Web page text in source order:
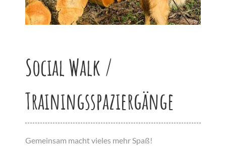
Social Walk /
Trainingsspaziergänge
Gemeinsam macht vieles mehr Spaß!